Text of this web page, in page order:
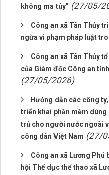
không ma túy” (27/05/
Công an xã Tân Thủy
ngừa vi phạm pháp luật
Công an xã Tân Thủy
của Giám đốc Công an
(27/05/2026)
Hướng dẫn các công
triển khai phần mềm dùng
trú cho người nước ngoài
công dân Việt Nam (27/
Công an xã Lương Phú
hội Thể dục thể thao xã